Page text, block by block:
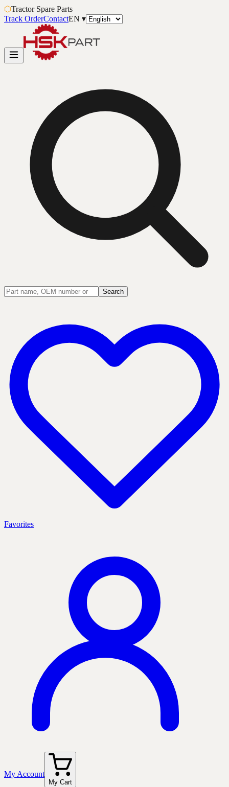
⬡Tractor Spare Parts
Track OrderContactEN ▾
Search
Favorites
My Account
My Cart